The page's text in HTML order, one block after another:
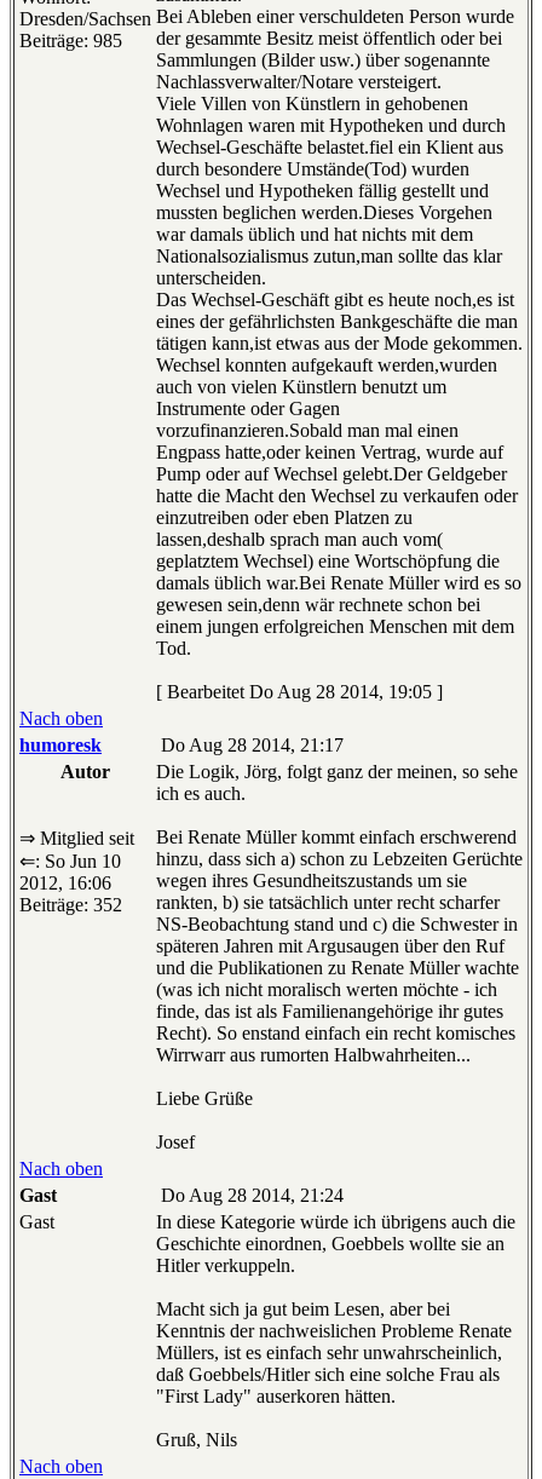
Dresden/Sachsen
Beiträge: 985
Bei Ableben einer verschuldeten Person wurde
der gesammte Besitz meist öffentlich oder bei
Sammlungen (Bilder usw.) über sogenannte
Nachlassverwalter/Notare versteigert.
Viele Villen von Künstlern in gehobenen
Wohnlagen waren mit Hypotheken und durch
Wechsel-Geschäfte belastet.fiel ein Klient aus
durch besondere Umstände(Tod) wurden
Wechsel und Hypotheken fällig gestellt und
mussten beglichen werden.Dieses Vorgehen
war damals üblich und hat nichts mit dem
Nationalsozialismus zutun,man sollte das klar
unterscheiden.
Das Wechsel-Geschäft gibt es heute noch,es ist
eines der gefährlichsten Bankgeschäfte die man
tätigen kann,ist etwas aus der Mode gekommen.
Wechsel konnten aufgekauft werden,wurden
auch von vielen Künstlern benutzt um
Instrumente oder Gagen
vorzufinanzieren.Sobald man mal einen
Engpass hatte,oder keinen Vertrag, wurde auf
Pump oder auf Wechsel gelebt.Der Geldgeber
hatte die Macht den Wechsel zu verkaufen oder
einzutreiben oder eben Platzen zu
lassen,deshalb sprach man auch vom(
geplatztem Wechsel) eine Wortschöpfung die
damals üblich war.Bei Renate Müller wird es so
gewesen sein,denn wär rechnete schon bei
einem jungen erfolgreichen Menschen mit dem
Tod.
[ Bearbeitet Do Aug 28 2014, 19:05 ]
Nach oben
humoresk
Do Aug 28 2014, 21:17
Autor
⇒ Mitglied seit
⇐: So Jun 10
2012, 16:06
Beiträge: 352
Die Logik, Jörg, folgt ganz der meinen, so sehe
ich es auch.
Bei Renate Müller kommt einfach erschwerend
hinzu, dass sich a) schon zu Lebzeiten Gerüchte
wegen ihres Gesundheitszustands um sie
rankten, b) sie tatsächlich unter recht scharfer
NS-Beobachtung stand und c) die Schwester in
späteren Jahren mit Argusaugen über den Ruf
und die Publikationen zu Renate Müller wachte
(was ich nicht moralisch werten möchte - ich
finde, das ist als Familienangehörige ihr gutes
Recht). So enstand einfach ein recht komisches
Wirrwarr aus rumorten Halbwahrheiten...
Liebe Grüße
Josef
Nach oben
Gast
Do Aug 28 2014, 21:24
Gast
In diese Kategorie würde ich übrigens auch die
Geschichte einordnen, Goebbels wollte sie an
Hitler verkuppeln.
Macht sich ja gut beim Lesen, aber bei
Kenntnis der nachweislichen Probleme Renate
Müllers, ist es einfach sehr unwahrscheinlich,
daß Goebbels/Hitler sich eine solche Frau als
"First Lady" auserkoren hätten.
Gruß, Nils
Nach oben